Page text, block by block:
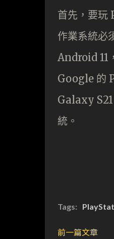
首先，要玩
作業系統必
Android 11
Google 的
Galaxy
統。
Tags:
前一篇文章